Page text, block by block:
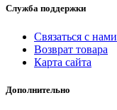
Служба поддержки
Связаться с нами
Возврат товара
Карта сайта
Дополнительно